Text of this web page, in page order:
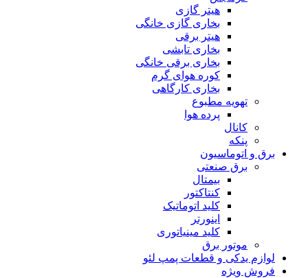
هیتر گازی
بخاری گازی خانگی
هیتر برقی
بخاری تابشی
بخاری برقی خانگی
کوره هوای گرم
بخاری کارگاهی
تهویه مطبوع
پرده هوا
کانال
پنکه
برق و اتوماسیون
برق صنعتی
بیمتال
کنتاکتور
کلید اتوماتیک
اینورتر
کلید مینیاتوری
موتور برق
لوازم یدکی و قطعات پمپ لئو
فروش ویژه